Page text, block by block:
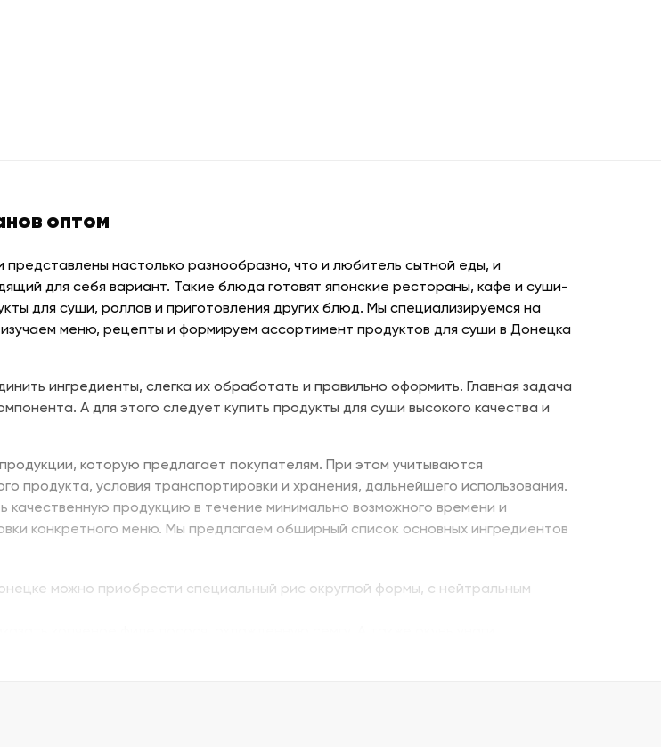
оптом
настолько разнообразно, что и любитель сытной еды, и
для себя вариант. Такие блюда готовят японские рестораны, кафе и суши-
для суши, роллов и приготовления других блюд. Мы специализируемся на
изучаем меню, рецепты и формируем ассортимент продуктов для суши в Донецка
ингредиенты, слегка их обработать и правильно оформить. Главная задача
А для этого следует купить продукты для суши высокого качества и
которую предлагает покупателям. При этом учитываются
продукта, условия транспортировки и хранения, дальнейшего использования.
качественную продукцию в течение минимально возможного времени и
конкретного меню. Мы предлагаем обширный список основных ингредиентов
можно приобрести специальный рис округлой формы, с нейтральным
копченое филе лосося, охлажденную семгу. А также окунь унаги,
и питательный. Стружка тунца бонито – для последнего штриха к оформлению.